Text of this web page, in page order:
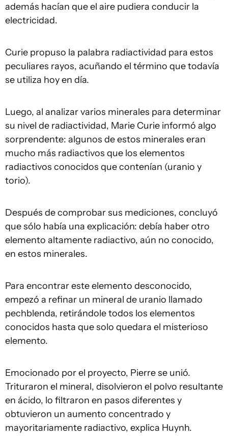
además hacían que el aire pudiera conducir la
electricidad.
Curie propuso la palabra radiactividad para estos
peculiares rayos, acuñando el término que todavía
se utiliza hoy en día.
Luego, al analizar varios minerales para determinar
su nivel de radiactividad, Marie Curie informó algo
sorprendente: algunos de estos minerales eran
mucho más radiactivos que los elementos
radiactivos conocidos que contenían (uranio y
torio).
Después de comprobar sus mediciones, concluyó
que sólo había una explicación: debía haber otro
elemento altamente radiactivo, aún no conocido,
en estos minerales.
Para encontrar este elemento desconocido,
empezó a refinar un mineral de uranio llamado
pechblenda, retirándole todos los elementos
conocidos hasta que solo quedara el misterioso
elemento.
Emocionado por el proyecto, Pierre se unió.
Trituraron el mineral, disolvieron el polvo resultante
en ácido, lo filtraron en pasos diferentes y
obtuvieron un aumento concentrado y
mayoritariamente radiactivo, explica Huynh.